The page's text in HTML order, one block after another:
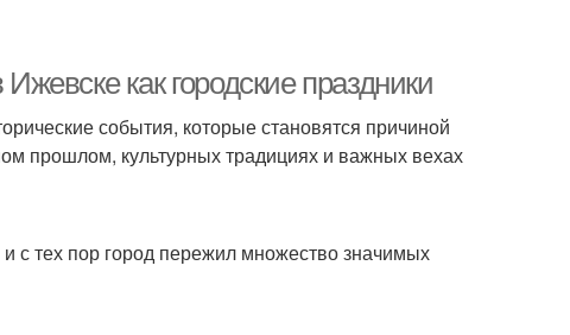
как городские праздники
события, которые становятся причиной
прошлом, культурных традициях и важных вехах
с тех пор город пережил множество значимых